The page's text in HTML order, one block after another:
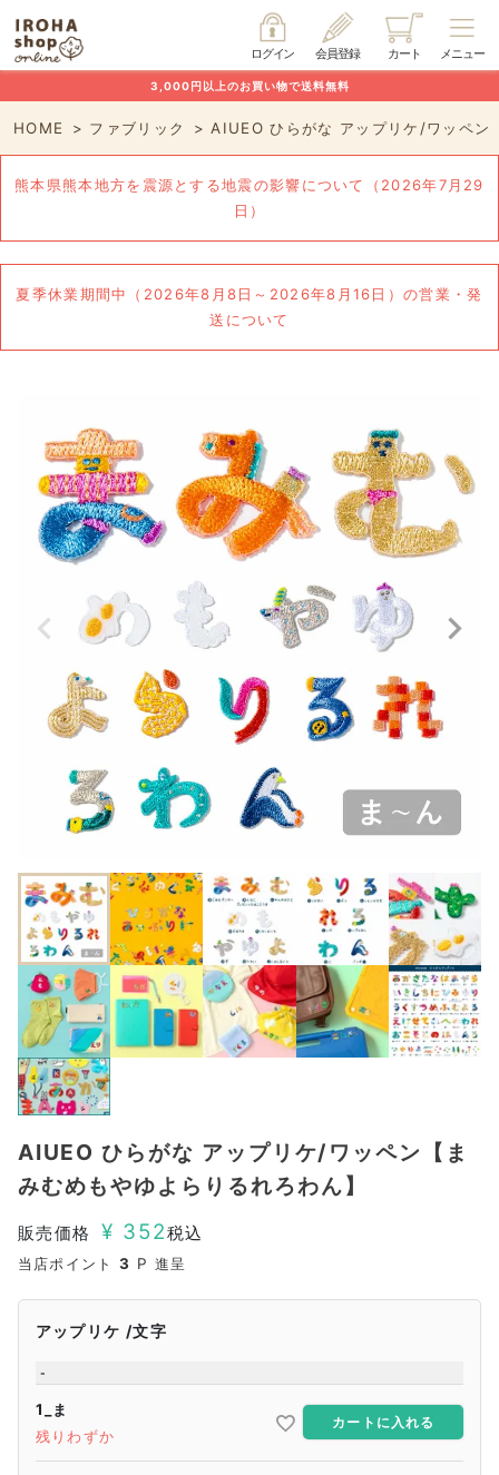
メニュー
カート
会員登録
ログイン
3,000円以上のお買い物で送料無料
HOME ファブリック AIUEO ひらがな アップリケ/ワッペン
熊本県熊本地方を震源とする地震の影響について（2026年7月29
日）
夏季休業期間中（2026年8月8日～2026年8月16日）の営業・発
送について
AIUEO ひらがな アップリケ/ワッペン【ま
みむめもやゆよらりるれろわん】
販売価格 ¥ 352税込
当店ポイント 3 P 進呈
アップリケ 文字
-
1_ま
残りわずか
カートに入れる